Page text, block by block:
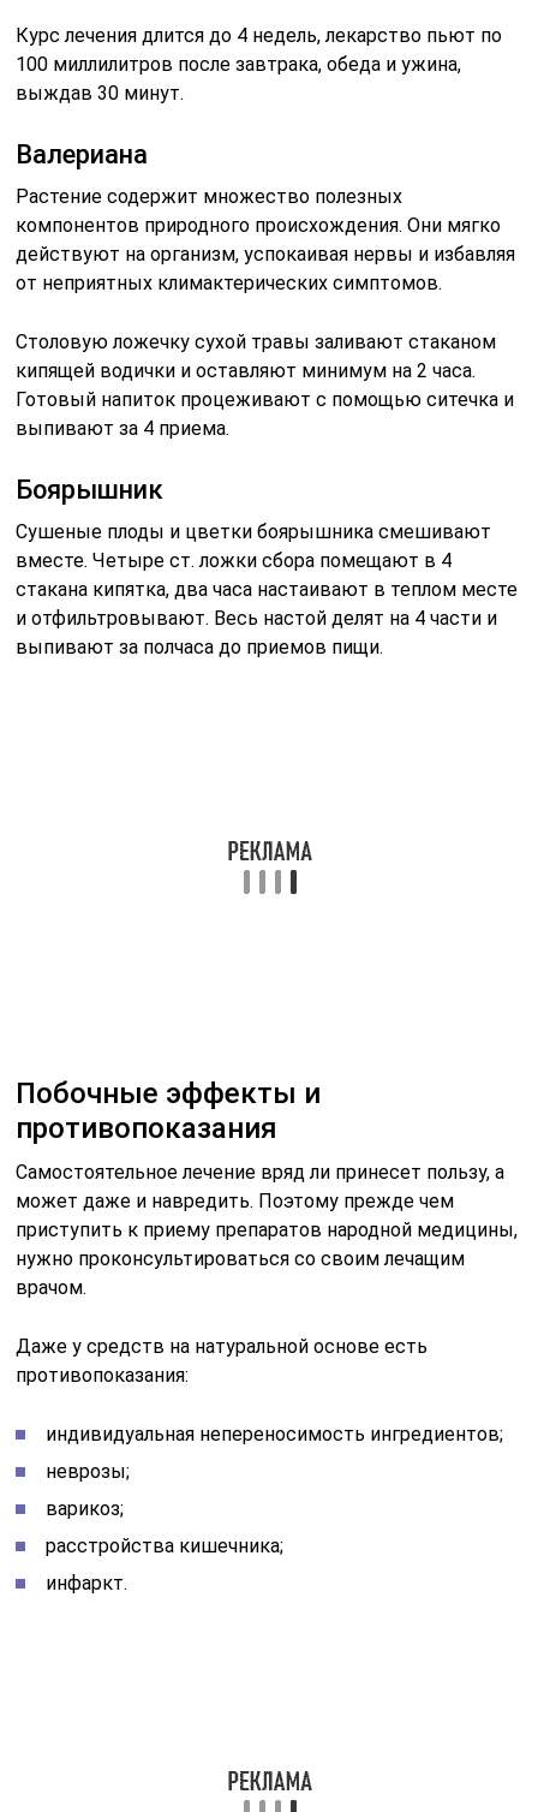
Курс лечения длится до 4 недель, лекарство пьют по
100 миллилитров после завтрака, обеда и ужина,
выждав 30 минут.
Валериана
Растение содержит множество полезных
компонентов природного происхождения. Они мягко
действуют на организм, успокаивая нервы и избавляя
от неприятных климактерических симптомов.
Столовую ложечку сухой травы заливают стаканом
кипящей водички и оставляют минимум на 2 часа.
Готовый напиток процеживают с помощью ситечка и
выпивают за 4 приема.
Боярышник
Сушеные плоды и цветки боярышника смешивают
вместе. Четыре ст. ложки сбора помещают в 4
стакана кипятка, два часа настаивают в теплом месте
и отфильтровывают. Весь настой делят на 4 части и
выпивают за полчаса до приемов пищи.
Побочные эффекты и
противопоказания
Самостоятельное лечение вряд ли принесет пользу, а
может даже и навредить. Поэтому прежде чем
приступить к приему препаратов народной медицины,
нужно проконсультироваться со своим лечащим
врачом.
Даже у средств на натуральной основе есть
противопоказания:
индивидуальная непереносимость ингредиентов;
неврозы;
варикоз;
расстройства кишечника;
инфаркт.